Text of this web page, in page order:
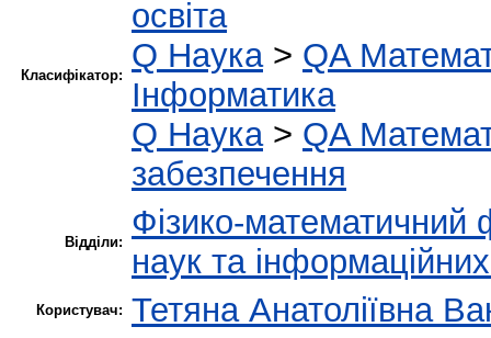
Класифікатор:
освіта
Q Наука> QA
Інформатика
Q Наука> QA
забезпечення
Відділи:
Фізико-математичний
наук та
Користувач: Тетяна Анатоліївна